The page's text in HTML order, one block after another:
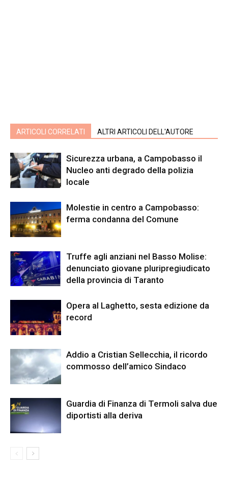
ARTICOLI CORRELATI ALTRI ARTICOLI DELL'AUTORE
Sicurezza urbana, a Campobasso il
Nucleo anti degrado della polizia
locale
Molestie in centro a Campobasso:
ferma condanna del Comune
Truffe agli anziani nel Basso Molise:
denunciato giovane pluripregiudicato
della provincia di Taranto
Opera al Laghetto, sesta edizione da
record
Addio a Cristian Sellecchia, il ricordo
commosso dell’amico Sindaco
Guardia di Finanza di Termoli salva due
diportisti alla deriva